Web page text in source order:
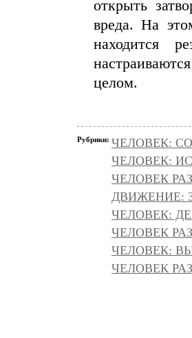
открыть
вреда. На
находится
целом.
Рубрики: ЧЕЛОВЕК:
ЧЕЛОВЕК:
ЧЕЛОВЕК
ДВИЖЕНИЕ:
ЧЕЛОВЕК:
ЧЕЛОВЕК
ЧЕЛОВЕК:
ЧЕЛОВЕК